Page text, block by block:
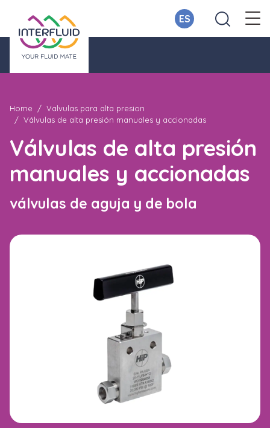
ES
Home
Valvulas para alta presion
Válvulas de alta presión manuales y accionadas
Válvulas de alta presión
manuales y accionadas
válvulas de aguja y de bola